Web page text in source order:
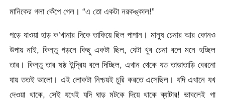
মানিকের গলা কেঁপে গেল। “এ তো একটা নরকঙ্কাল!”
পড়ে যাওয়া হাড় ক’খানার দিকে তাকিয়ে ছিল পাপান। মানুষ চেনার আর কোনও
উপায় নাই, কিন্তু গড়নে কিছু একটা ছিল, যেটা খুব চেনা বলে মনে হচ্ছিল
তার। কিন্তু তার ষষ্ঠ ইন্দ্রিয় বলে দিচ্ছিল, এখান থেকে যত তাড়াতাড়ি বেরনো
যায় ততই ভালো। এই লোকটা নিশ্চয়ই চুরি করতে এসেছিল। যদি এখানে যখ
দেওয়া থাকে, সেই যখেই যদি ঘাড় মটকে দিয়ে থাকে ব্যাটার! ভাবলেই গা